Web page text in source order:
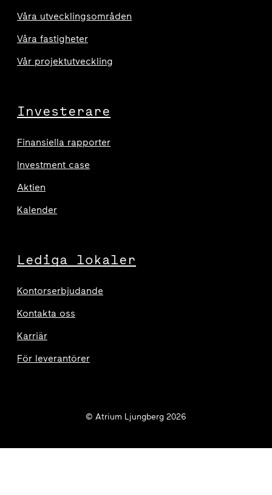
Våra utvecklingsområden
Våra fastigheter
Vår projektutveckling
Investerare
Finansiella rapporter
Investment case
Aktien
Kalender
Lediga lokaler
Kontorserbjudande
Kontakta oss
Karriär
För leverantörer
© Atrium Ljungberg 2026